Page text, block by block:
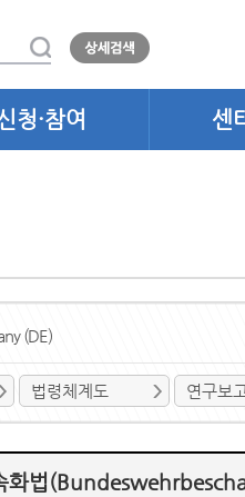
청·참여 센
(DE)
법령체계도 연구보
화법